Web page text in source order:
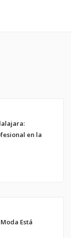
en la
Está